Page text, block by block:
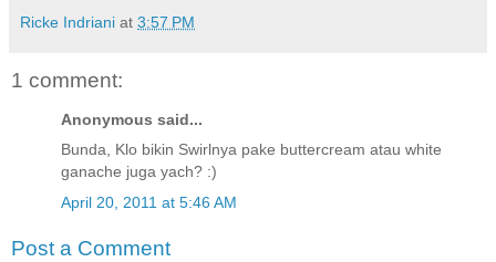
Ricke Indriani at 3:57 PM
1 comment:
Anonymous said...
Bunda, Klo bikin Swirlnya pake buttercream atau white
ganache juga yach? :)
April 20, 2011 at 5:46 AM
Post a Comment